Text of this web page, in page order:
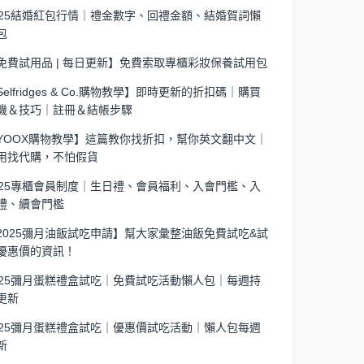
結婚紅包行情｜禮金數字、回禮金額、結婚賀詞懶
費試用品 | 每日更新】免費索取專櫃彩妝保養試用包
& Co.購物教學】即時更新的折扣碼｜購買
＆技巧｜註冊＆結帳步驟
購物教學】這篇教你找折扣，幫你英文翻中文｜
找代購，不怕假貨
專櫃會員制度｜生日禮、會員福利、入會門檻、入
、續會門檻
彌月油飯試吃申請】幫大家彙整油飯免費試吃&試
惠價的資訊！
彌月蛋糕禮盒試吃｜免費試吃活動懶人包｜每週持
新
彌月蛋糕禮盒試吃｜優惠價試吃活動｜懶人包每週